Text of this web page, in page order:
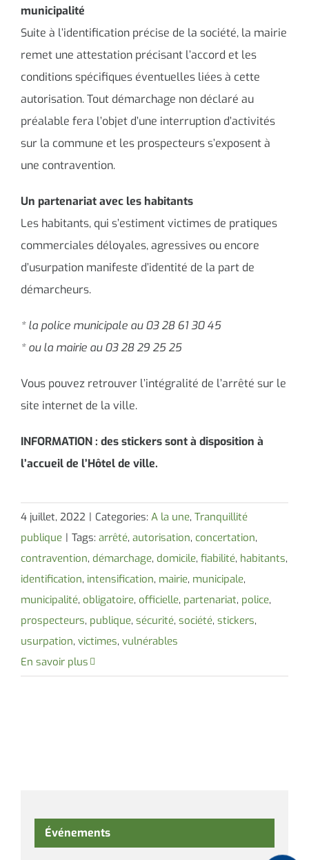
municipalité
Suite à l’identification précise de la société, la mairie
remet une attestation précisant l’accord et les
conditions spécifiques éventuelles liées à cette
autorisation. Tout démarchage non déclaré au
préalable fera l’objet d’une interruption d’activités
sur la commune et les prospecteurs s’exposent à
une contravention.
Un partenariat avec les habitants
Les habitants, qui s’estiment victimes de pratiques
commerciales déloyales, agressives ou encore
d’usurpation manifeste d’identité de la part de
démarcheurs.
* la police municipale au 03 28 61 30 45
* ou la mairie au 03 28 29 25 25
Vous pouvez retrouver l’intégralité de l’arrêté sur le
site internet de la ville.
INFORMATION : des stickers sont à disposition à
l’accueil de l’Hôtel de ville.
4 juillet, 2022 | Categories: A la une, Tranquillité
publique | Tags: arrêté, autorisation, concertation,
contravention, démarchage, domicile, fiabilité, habitants,
identification, intensification, mairie, municipale,
municipalité, obligatoire, officielle, partenariat, police,
prospecteurs, publique, sécurité, société, stickers,
usurpation, victimes, vulnérables
En savoir plus
Événements